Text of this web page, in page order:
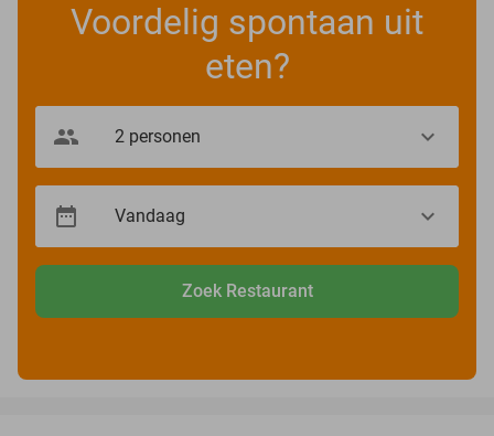
Voordelig spontaan uit
eten?
Zoek Restaurant